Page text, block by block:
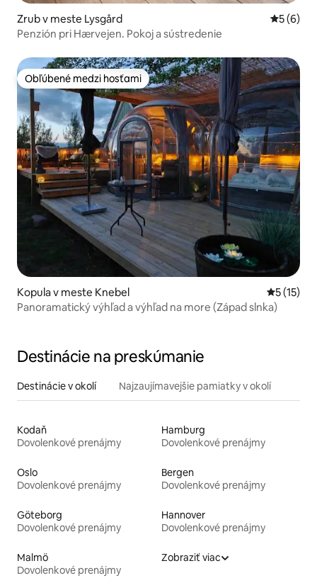
Zrub v meste Lysgård
5 (6)
Penzión pri Hærvejen. Pokoj a sústredenie
Obľúbené medzi hosťami
Obľúbené medzi hosťami
Kopula v meste Knebel
5 (15)
Panoramatický výhľad a výhľad na more (Západ slnka)
Destinácie na preskúmanie
Destinácie v okolí Najzaujímavejšie pamiatky v okolí
Kodaň
Dovolenkové prenájmy
Hamburg
Dovolenkové prenájmy
Oslo
Dovolenkové prenájmy
Bergen
Dovolenkové prenájmy
Göteborg
Dovolenkové prenájmy
Hannover
Dovolenkové prenájmy
Malmö
Dovolenkové prenájmy
Zobraziť viac